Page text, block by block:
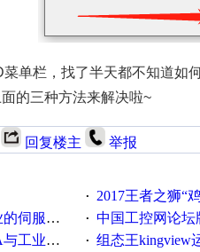
单栏，找了半天都不知道如
的三种方法来解决啦~
回复楼主 举报
· 2017王者之狮“鸡”情签到
望是什么？ · 中国工控网论坛版
训班通知！ · 组态王kingview